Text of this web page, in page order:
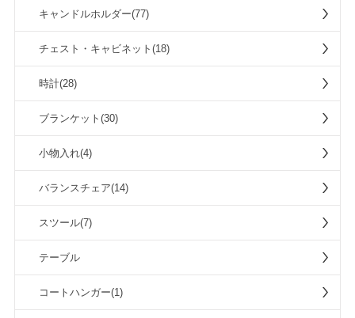
キャンドルホルダー(77)
チェスト・キャビネット(18)
時計(28)
ブランケット(30)
小物入れ(4)
バランスチェア(14)
スツール(7)
テーブル
コートハンガー(1)